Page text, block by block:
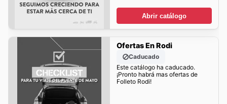
Abrir catálogo
Ofertas En Rodi
Caducado
Este catálogo ha caducado.
¡Pronto habrá mas ofertas de
Folleto Rodi!